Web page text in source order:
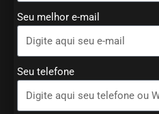
Seu melhor e-mail
Seu telefone